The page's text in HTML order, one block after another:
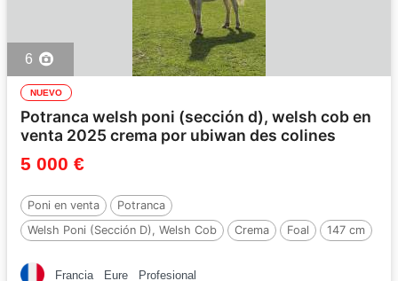
6
NUEVO
Potranca welsh poni (sección d), welsh cob en
venta 2025 crema por ubiwan des colines
5 000 €
Poni en venta
Potranca
Welsh Poni (Sección D), Welsh Cob
Crema Foal
147 cm
Francia
Eure Profesional